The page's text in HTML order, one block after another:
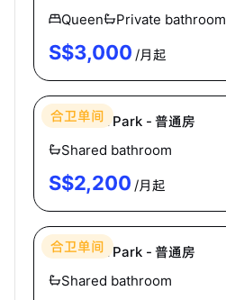
Queen
Private bathroom
S$3,000 /月起
合卫单间
3 Holland Park - 普通房
Shared bathroom
S$2,200 /月起
合卫单间
3 Holland Park - 普通房
Shared bathroom